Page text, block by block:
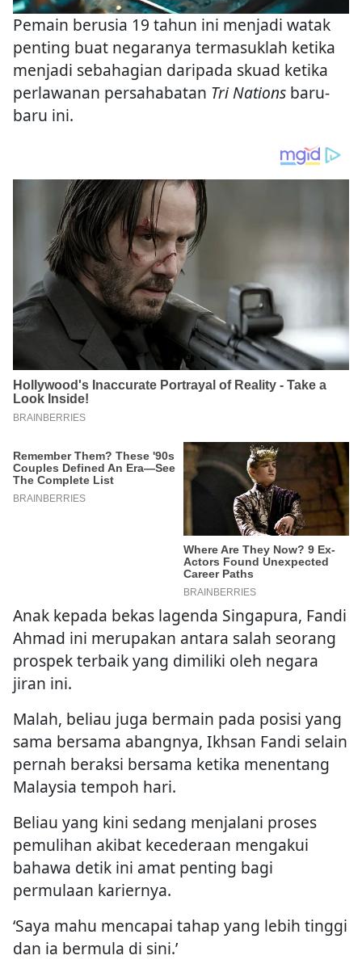
Pemain berusia 19 tahun ini menjadi watak
penting buat negaranya termasuklah ketika
menjadi sebahagian daripada skuad ketika
perlawanan persahabatan Tri Nations baru-
baru ini.
Anak kepada bekas lagenda Singapura, Fandi
Ahmad ini merupakan antara salah seorang
prospek terbaik yang dimiliki oleh negara
jiran ini.
Malah, beliau juga bermain pada posisi yang
sama bersama abangnya, Ikhsan Fandi selain
pernah beraksi bersama ketika menentang
Malaysia tempoh hari.
Beliau yang kini sedang menjalani proses
pemulihan akibat kecederaan mengakui
bahawa detik ini amat penting bagi
permulaan kariernya.
‘Saya mahu mencapai tahap yang lebih tinggi
dan ia bermula di sini.’